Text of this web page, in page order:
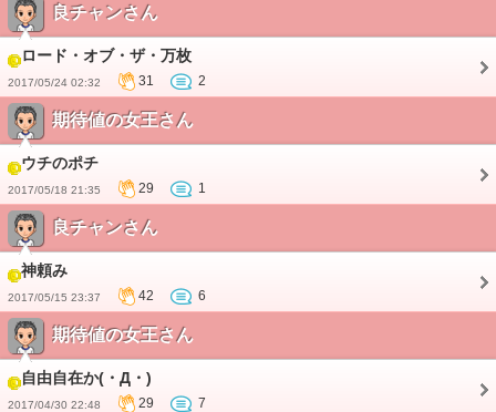
良チャンさん
ロード・オブ・ザ・万枚
2017/05/24 02:32 31 2
期待値の女王さん
ウチのポチ
2017/05/18 21:35 29 1
良チャンさん
神頼み
2017/05/15 23:37 42 6
期待値の女王さん
自由自在か(・Д・)
2017/04/30 22:48 29 7